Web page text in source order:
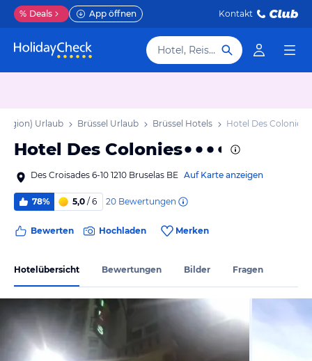
% Deals App öffnen Kontakt
Hotel, Reiseziel
Urlaub Brüssel Urlaub Brüssel Hotels Hotel Des Colonies
Hotel Des Colonies
Des Croisades 6-10 1210 Bruselas BE Auf Karte anzeigen
78% 5,0 / 6 20 Bewertungen
Bewerten Hochladen Merken
Hotelübersicht Bewertungen Bilder Fragen